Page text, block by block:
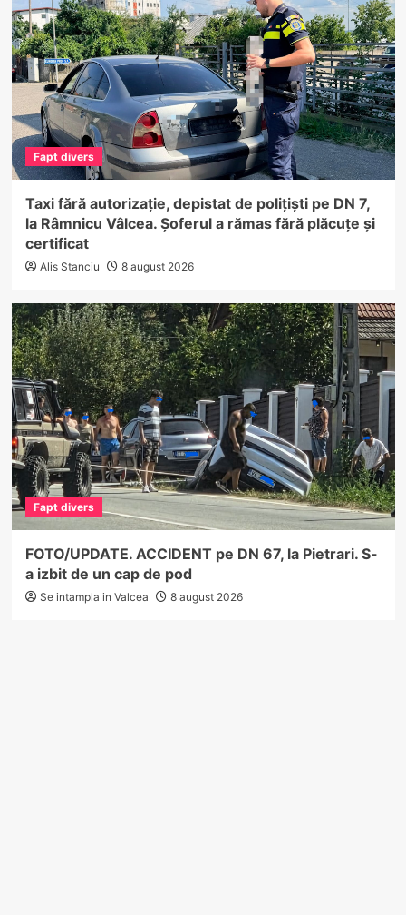
Fapt divers
Taxi fără autorizație, depistat de polițiști pe DN 7,
la Râmnicu Vâlcea. Șoferul a rămas fără plăcuțe și
certificat
Alis Stanciu 8 august 2026
Fapt divers
FOTO/UPDATE. ACCIDENT pe DN 67, la Pietrari. S-
a izbit de un cap de pod
Se intampla in Valcea 8 august 2026